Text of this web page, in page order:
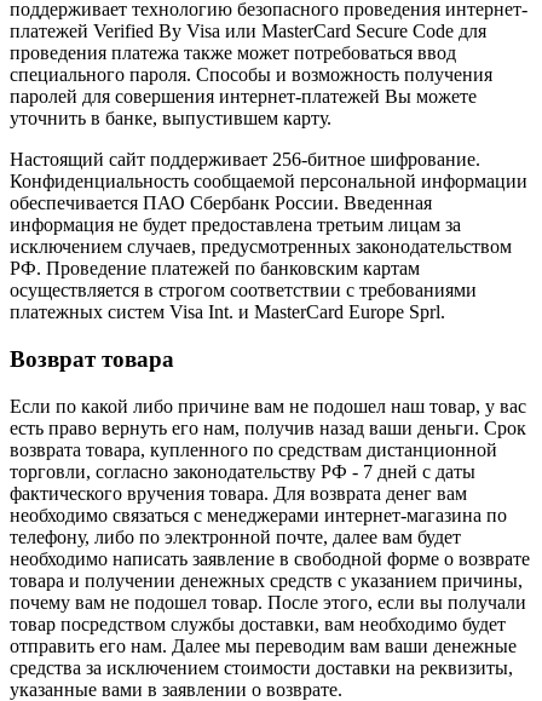
поддерживает технологию безопасного проведения интернет-
платежей Verified By Visa или MasterCard Secure Code для
проведения платежа также может потребоваться ввод
специального пароля. Способы и возможность получения
паролей для совершения интернет-платежей Вы можете
уточнить в банке, выпустившем карту.
Настоящий сайт поддерживает 256-битное шифрование.
Конфиденциальность сообщаемой персональной информации
обеспечивается ПАО Сбербанк России. Введенная
информация не будет предоставлена третьим лицам за
исключением случаев, предусмотренных законодательством
РФ. Проведение платежей по банковским картам
осуществляется в строгом соответствии с требованиями
платежных систем Visa Int. и MasterCard Europe Sprl.
Возврат товара
Если по какой либо причине вам не подошел наш товар, у вас
есть право вернуть его нам, получив назад ваши деньги. Срок
возврата товара, купленного по средствам дистанционной
торговли, согласно законодательству РФ - 7 дней с даты
фактического вручения товара. Для возврата денег вам
необходимо связаться с менеджерами интернет-магазина по
телефону, либо по электронной почте, далее вам будет
необходимо написать заявление в свободной форме о возврате
товара и получении денежных средств с указанием причины,
почему вам не подошел товар. После этого, если вы получали
товар посредством службы доставки, вам необходимо будет
отправить его нам. Далее мы переводим вам ваши денежные
средства за исключением стоимости доставки на реквизиты,
указанные вами в заявлении о возврате.